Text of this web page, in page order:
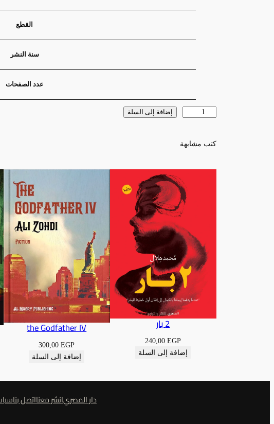
القطع
سنة النشر
عدد الصفحات
كمية
الأمريكى
إضافة إلى السلة
كتب مشابهة
2 بار
240,00EGP
إضافة إلى السلة
the Godfather IV
300,00EGP
إضافة إلى السلة
دار المصريانشر معنااتصل بنا